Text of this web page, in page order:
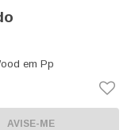
em Pp
AVISE-ME